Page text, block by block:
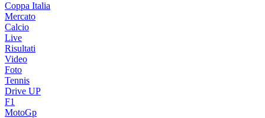
Coppa Italia
Mercato
Calcio
Live
Risultati
Video
Foto
Tennis
Drive UP
F1
MotoGp